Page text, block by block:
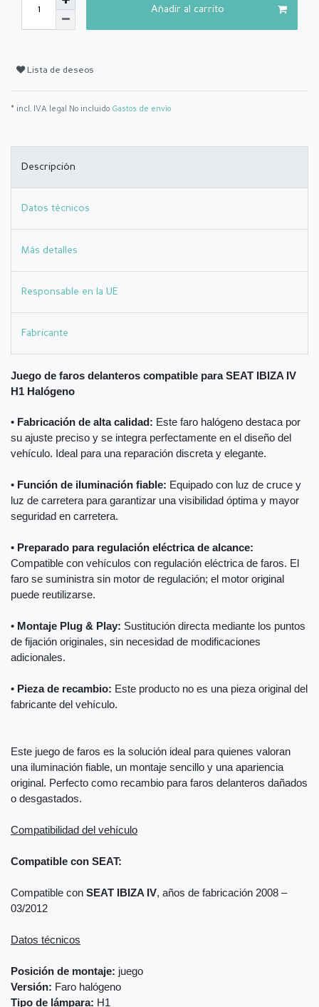
Añadir al carrito
Lista de deseos
* incl. IVA legal No incluido Gastos de envío
Descripción
Datos técnicos
Más detalles
Responsable en la UE
Fabricante
Juego de faros delanteros compatible para SEAT IBIZA IV
H1 Halógeno
• Fabricación de alta calidad: Este faro halógeno destaca por
su ajuste preciso y se integra perfectamente en el diseño del
vehículo. Ideal para una reparación discreta y elegante.
• Función de iluminación fiable: Equipado con luz de cruce y
luz de carretera para garantizar una visibilidad óptima y mayor
seguridad en carretera.
• Preparado para regulación eléctrica de alcance:
Compatible con vehículos con regulación eléctrica de faros. El
faro se suministra sin motor de regulación; el motor original
puede reutilizarse.
• Montaje Plug & Play: Sustitución directa mediante los puntos
de fijación originales, sin necesidad de modificaciones
adicionales.
• Pieza de recambio: Este producto no es una pieza original del
fabricante del vehículo.
Este juego de faros es la solución ideal para quienes valoran
una iluminación fiable, un montaje sencillo y una apariencia
original. Perfecto como recambio para faros delanteros dañados
o desgastados.
Compatibilidad del vehículo
Compatible con SEAT:
Compatible con SEAT IBIZA IV, años de fabricación 2008 –
03/2012
Datos técnicos
Posición de montaje: juego
Versión: Faro halógeno
Tipo de lámpara: H1